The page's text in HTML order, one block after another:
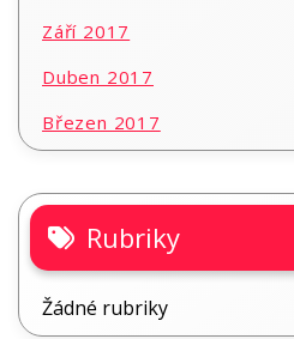
Září 2017
Duben 2017
Březen 2017
Rubriky
Žádné rubriky